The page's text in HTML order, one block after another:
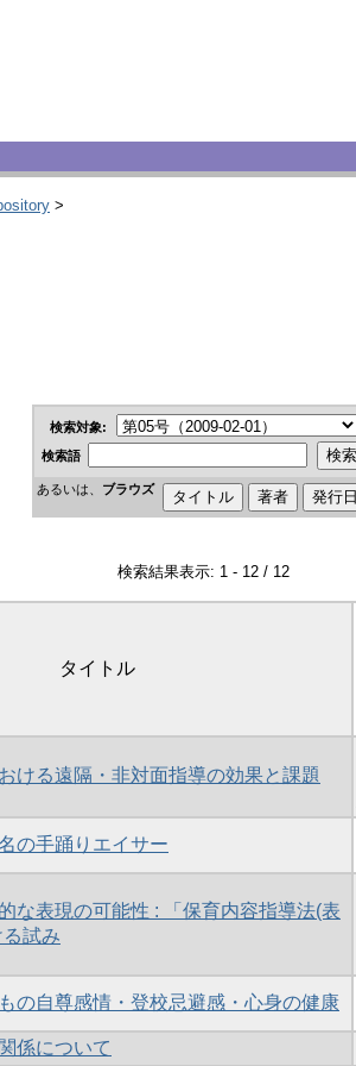
>
検索対象:
検索語
あるいは、 ブラウズ
検索結果表示: 1 - 12 / 12
タイトル
ける遠隔・非対面指導の効果と課題
の手踊りエイサー
な表現の可能性 : 「保育内容指導法(表
試み
の自尊感情・登校忌避感・心身の健康
係について